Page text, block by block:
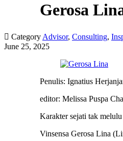
Gerosa
 Category Advisor, Consulting,
June 25, 2025
Penulis: Ignatius
editor: Melissa Puspa
Karakter sejati tak
Vinsensa Gerosa Lina